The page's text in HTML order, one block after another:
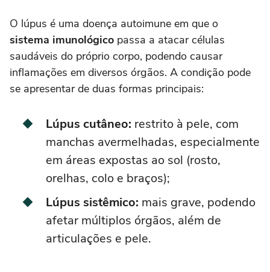
O lúpus é uma doença autoimune em que o
sistema imunológico passa a atacar células
saudáveis do próprio corpo, podendo causar
inflamações em diversos órgãos. A condição pode
se apresentar de duas formas principais:
Lúpus cutâneo: restrito à pele, com
manchas avermelhadas, especialmente
em áreas expostas ao sol (rosto,
orelhas, colo e braços);
Lúpus sistêmico: mais grave, podendo
afetar múltiplos órgãos, além de
articulações e pele.